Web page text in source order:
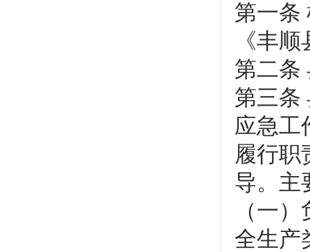
第一条
《丰
第二条
第三条
应急工
履行职
导
（一
全生产